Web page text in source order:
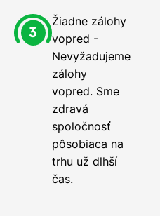
Žiadne zálohy
vopred -
Nevyžadujeme
zálohy
vopred. Sme
zdravá
spoločnosť
pôsobiaca na
trhu už dlhší
čas.